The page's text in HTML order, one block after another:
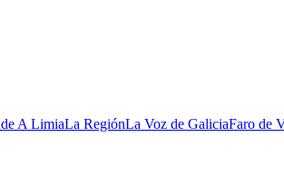
A LimiaLa RegiónLa Voz de GaliciaFaro de